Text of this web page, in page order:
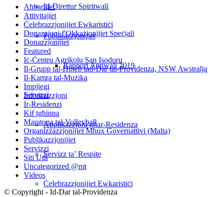
Id-Direttur Spiritwali
Publikazzjonijiet
Rapport Annwali 2019
Servizzi
Applikazzjoni għar-Residenza
Servizz ta’ Respite
Ċelebrazzjonijiet Ewkaristiċi
Aħbarijiet
Attivitajiet
Ċelebrazzjonijiet Ewkaristiċi
Donazzjoni f'Okkażjonijiet Speċjali
Donazzjonijiet
Featured
Iċ-Ċentru Agrikolu San Isodoru
Il-Grupp tal-Ħbieb tad-Dar tal-Providenza, NSW Awstralja
Il-Kamra tal-Mużika
Impjiegi
Informazzjoni
Ir-Residenzi
Kif tgħinna
Maratona tal-Volleyball
Organizzazzjonijiet Mhux Governattivi (Malta)
Publikazzjonijiet
Servizzi
Siti Utli
Uncategorized @mt
Videos
© Copyright - Id-Dar tal-Providenza